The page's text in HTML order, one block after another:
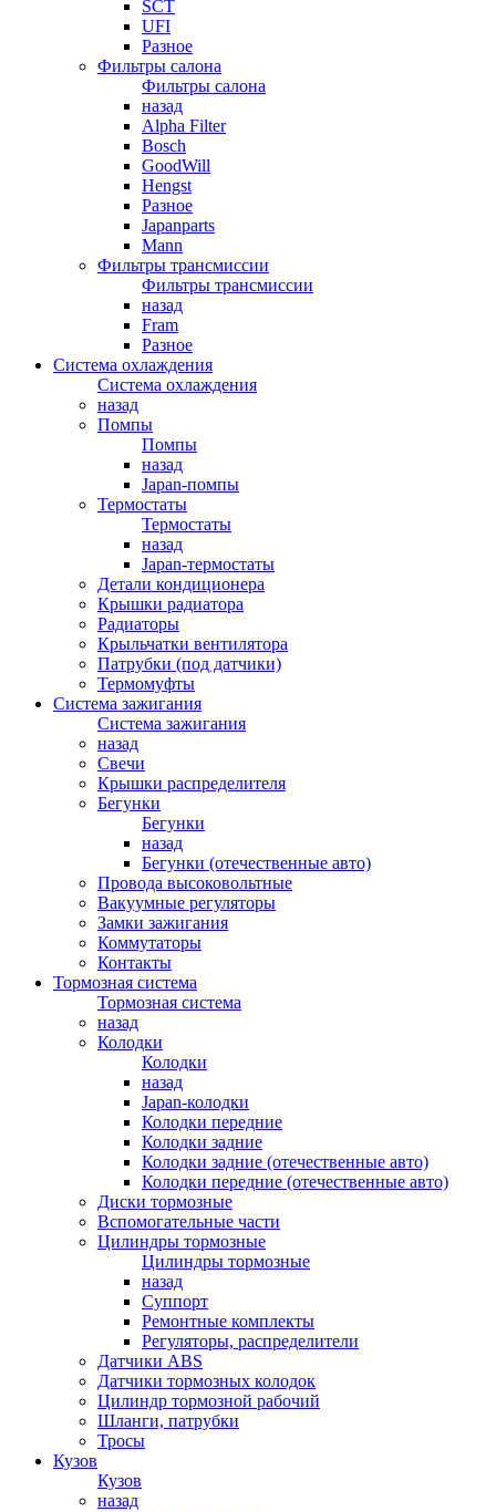
SCT
UFI
Разное
Фильтры салона
Фильтры салона
назад
Alpha Filter
Bosch
GoodWill
Hengst
Разное
Japanparts
Mann
Фильтры трансмиссии
Фильтры трансмиссии
назад
Fram
Разное
Система охлаждения
Система охлаждения
назад
Помпы
Помпы
назад
Japan-помпы
Термостаты
Термостаты
назад
Japan-термостаты
Детали кондиционера
Крышки радиатора
Радиаторы
Крыльчатки вентилятора
Патрубки (под датчики)
Термомуфты
Система зажигания
Система зажигания
назад
Свечи
Крышки распределителя
Бегунки
Бегунки
назад
Бегунки (отечественные авто)
Провода высоковольтные
Вакуумные регуляторы
Замки зажигания
Коммутаторы
Контакты
Тормозная система
Тормозная система
назад
Колодки
Колодки
назад
Japan-колодки
Колодки передние
Колодки задние
Колодки задние (отечественные авто)
Колодки передние (отечественные авто)
Диски тормозные
Вспомогательные части
Цилиндры тормозные
Цилиндры тормозные
назад
Суппорт
Ремонтные комплекты
Регуляторы, распределители
Датчики ABS
Датчики тормозных колодок
Цилиндр тормозной рабочий
Шланги, патрубки
Тросы
Кузов
Кузов
назад